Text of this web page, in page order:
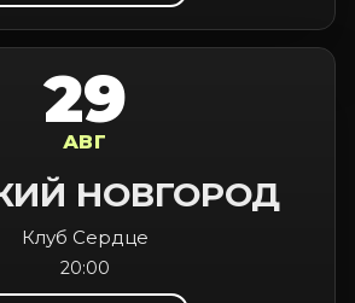
29
АВГ
НОВГОРОД
Клуб Сердце
20:00